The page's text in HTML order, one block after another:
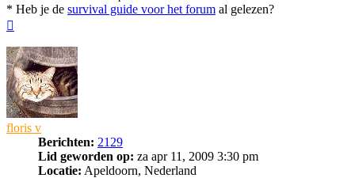
* Heb je de survival guide voor het forum al gelezen?
floris v
Berichten: 2129
Lid geworden op: za apr 11, 2009 3:30 pm
Locatie: Apeldoorn, Nederland